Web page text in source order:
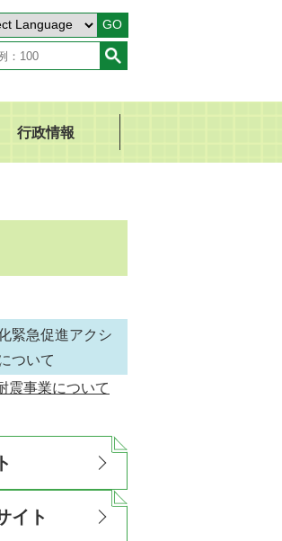
GO
行政情報
緊急促進アクシ
ついて
震事業について
イト